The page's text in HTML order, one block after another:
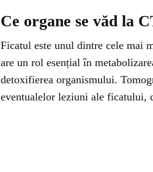
Ce organe se văd la
Ficatul este unul dintre cele mai
are un rol esențial în
detoxifierea organismului.
eventualelor leziuni ale ficatului,